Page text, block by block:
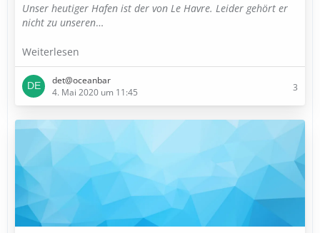
Unser heutiger Hafen ist der von Le Havre. Leider gehört er
nicht zu unseren…
Weiterlesen
det@oceanbar
4. Mai 2020 um 11:45
3